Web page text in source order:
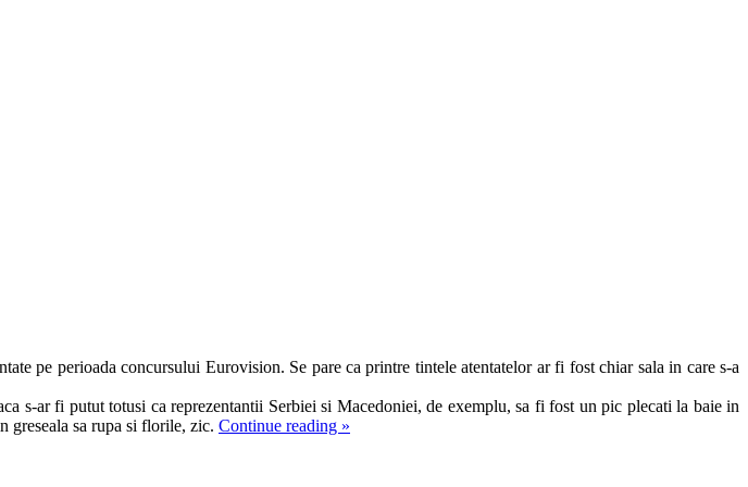
pe perioada concursului Eurovision. Se pare ca printre tintele atentatelor ar fi fost chiar sala in care s-a
s-ar fi putut totusi ca reprezentantii Serbiei si Macedoniei, de exemplu, sa fi fost un pic plecati la baie in
greseala sa rupa si florile, zic. Continue reading »